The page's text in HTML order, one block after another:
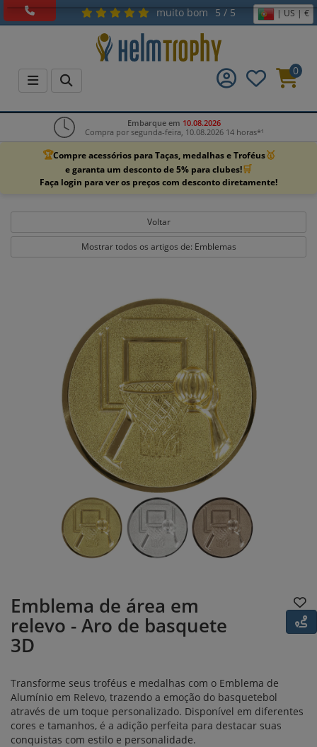
muito bom 5 / 5 | US | €
0
Embarque em 10.08.2026
Compra por segunda-feira, 10.08.2026 14 horas*¹
🏆Compre acessórios para Taças, medalhas e Troféus🥇
e garanta um desconto de 5% para clubes!🛒
Faça login para ver os preços com desconto diretamente!
Voltar
Mostrar todos os artigos de: Emblemas
Emblema de área em
relevo - Aro de basquete
3D
Transforme seus troféus e medalhas com o Emblema de
Alumínio em Relevo, trazendo a emoção do basquetebol
através de um toque personalizado. Disponível em diferentes
cores e tamanhos, é a adição perfeita para destacar suas
conquistas com estilo e personalidade.